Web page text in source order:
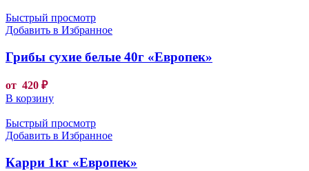
Быстрый просмотр
Добавить в Избранное
Грибы сухие белые 40г «Европек»
от 420 ₽
В корзину
Быстрый просмотр
Добавить в Избранное
Карри 1кг «Европек»